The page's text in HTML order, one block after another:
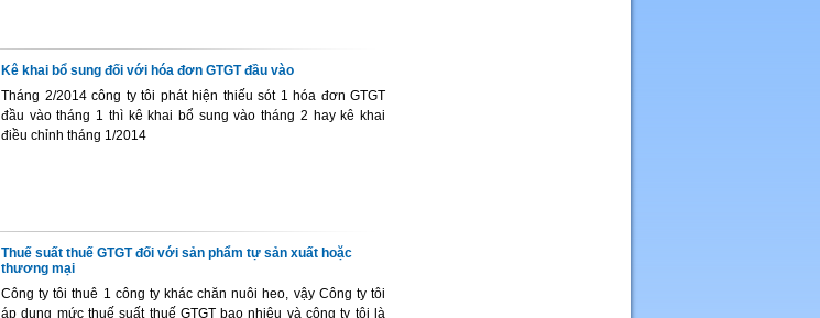
Kê khai bổ sung đối với hóa đơn GTGT đầu vào
Tháng 2/2014 công ty tôi phát hiện thiếu sót 1 hóa đơn GTGT
đầu vào tháng 1 thì kê khai bổ sung vào tháng 2 hay kê khai
điều chỉnh tháng 1/2014
Thuế suất thuế GTGT đối với sản phẩm tự sản xuất hoặc
thương mại
Công ty tôi thuê 1 công ty khác chăn nuôi heo, vậy Công ty tôi
áp dụng mức thuế suất thuế GTGT bao nhiêu và công ty tôi là